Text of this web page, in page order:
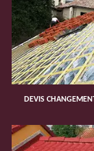
DEVIS